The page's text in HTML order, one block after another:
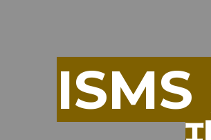
ISMS